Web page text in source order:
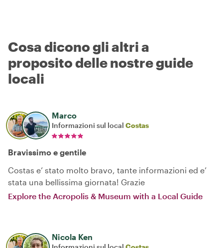
Cosa dicono gli altri a
proposito delle nostre guide
locali
Marco
Informazioni sul local Costas
Bravissimo e gentile
Costas e’ stato molto bravo, tante informazioni ed e’
stata una bellissima giornata! Grazie
Explore the Acropolis & Museum with a Local Guide
Nicola Ken